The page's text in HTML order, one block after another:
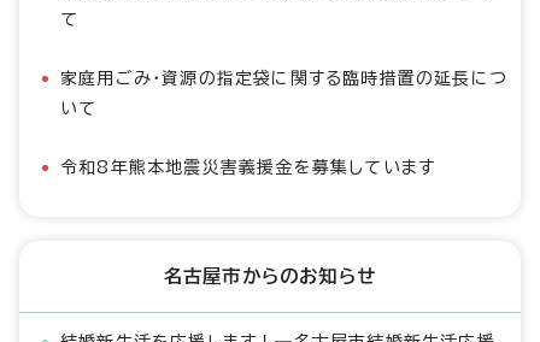
て
家庭用ごみ・資源の指定袋に関する臨時措置の延長につ
いて
令和8年熊本地震災害義援金を募集しています
名古屋市からのお知らせ